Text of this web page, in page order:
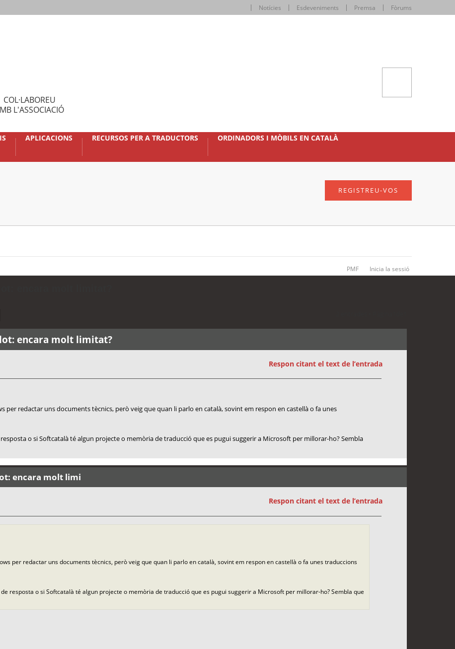
Notícies Esdeveniments Premsa Fòrums
COL·LABOREU
L'ASSOCIACIÓ
APLICACIONS RECURSOS PER A TRADUCTORS ORDINADORS I MÒBILS EN CATALÀ
REGISTREU-VOS
PMF Inicia la sessió
encara molt limitat?
Respon citant el text de l’entrada
per redactar uns documents tècnics, però veig que quan li parlo en català, sovint em respon en castellà o fa unes
o si Softcatalà té algun projecte o memòria de traducció que es pugui suggerir a Microsoft per millorar-ho? Sembla
encara molt limi
Respon citant el text de l’entrada
per redactar uns documents tècnics, però veig que quan li parlo en català, sovint em respon en castellà o fa unes traduccions
resposta o si Softcatalà té algun projecte o memòria de traducció que es pugui suggerir a Microsoft per millorar-ho? Sembla que